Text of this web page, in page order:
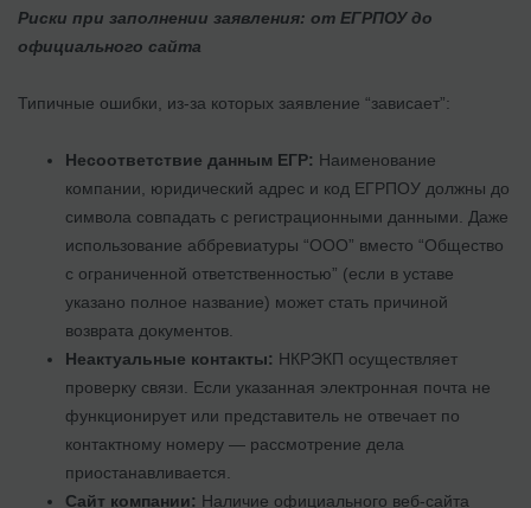
Риски при заполнении заявления: от ЕГРПОУ до
официального сайта
Типичные ошибки, из-за которых заявление “зависает”:
Несоответствие данным ЕГР: Наименование
компании, юридический адрес и код ЕГРПОУ должны до
символа совпадать с регистрационными данными. Даже
использование аббревиатуры “ООО” вместо “Общество
с ограниченной ответственностью” (если в уставе
указано полное название) может стать причиной
возврата документов.
Неактуальные контакты: НКРЭКП осуществляет
проверку связи. Если указанная электронная почта не
функционирует или представитель не отвечает по
контактному номеру — рассмотрение дела
приостанавливается.
Сайт компании: Наличие официального веб-сайта